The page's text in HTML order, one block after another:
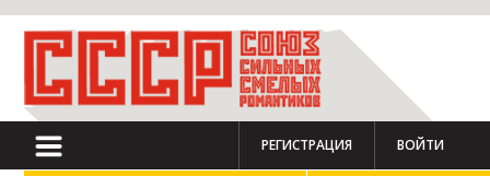
РЕГИСТРАЦИЯ ВОЙТИ